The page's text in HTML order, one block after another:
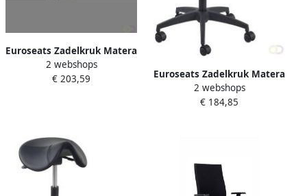
Euroseats Zadelkruk Matera
medium aluminium
voetenkruis hoogte 54-
2 webshops
€ 203,59
Euroseats Zadelkruk Matera
small kunststof voetenkruis
hoogte 46-58cm
2 webshops
€ 184,85